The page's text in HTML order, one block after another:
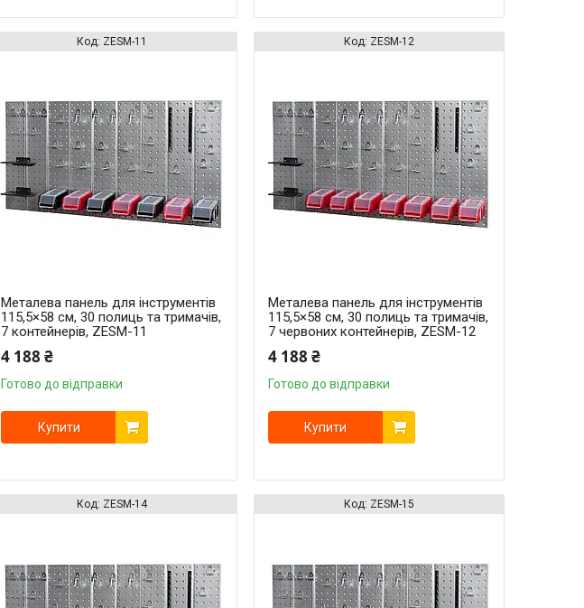
ZESM-11
Металева панель для інструментів
115,5×58 см, 30 полиць та тримачів,
7 контейнерів, ZESM-11
4 188 ₴
Готово до відправки
Купити
ZESM-12
Металева панель для інструментів
115,5×58 см, 30 полиць та тримачів,
7 червоних контейнерів, ZESM-12
4 188 ₴
Готово до відправки
Купити
ZESM-14 ZESM-15